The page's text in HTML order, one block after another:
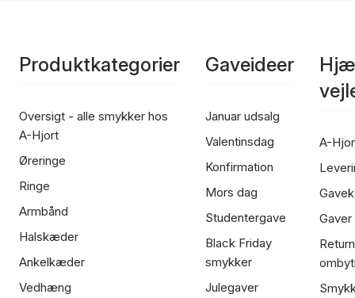
Produktkategorier
Oversigt - alle smykker hos
A-Hjort
Øreringe
Ringe
Armbånd
Halskæder
Ankelkæder
Vedhæng
Gaveideer
Januar udsalg
Valentinsdag
Konfirmation
Mors dag
Studentergave
Black Friday
smykker
Julegaver
A-